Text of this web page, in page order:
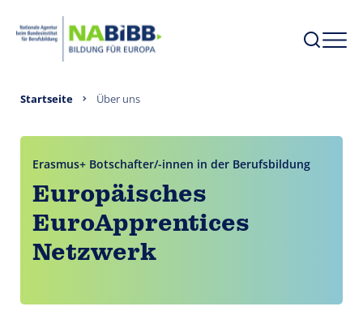
Startseite Über uns
Erasmus+ Botschafter/-innen in der Berufsbildung
Europäisches
EuroApprentices
Netzwerk